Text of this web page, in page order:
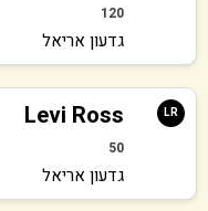
120
גדעון אריאל
Levi Ross
50
גדעון אריאל
LR